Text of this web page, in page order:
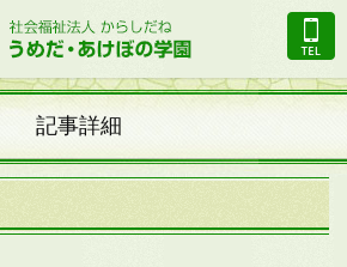
記事詳細